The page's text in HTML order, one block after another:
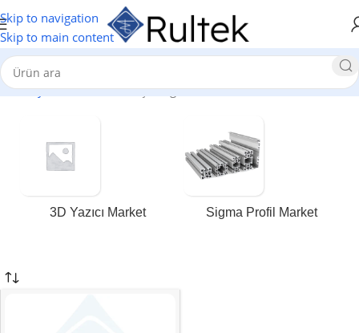
Skip to navigation
Skip to main content
Ana Sayfa/45x45 düz köşe bağlantıları
3D Yazıcı Market Sigma Profil Market